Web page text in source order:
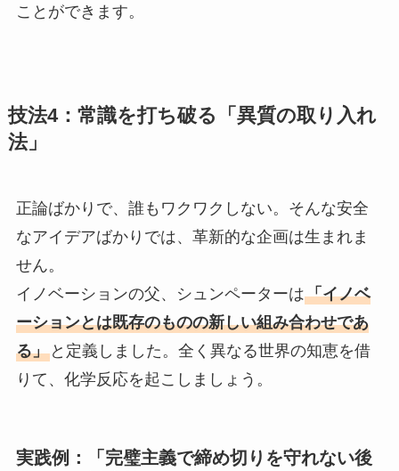
ことができます。
技法4：常識を打ち破る「異質の取り入れ
法」
正論ばかりで、誰もワクワクしない。そんな安全
なアイデアばかりでは、革新的な企画は生まれま
せん。
イノベーションの父、シュンペーターは「イノベ
ーションとは既存のものの新しい組み合わせであ
る」と定義しました。全く異なる世界の知恵を借
りて、化学反応を起こしましょう。
実践例：「完璧主義で締め切りを守れない後